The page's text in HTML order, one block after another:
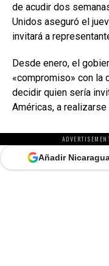
de acudir dos
Unidos aseguró el
invitará a
Desde enero, el
«compromiso» con la
decidir quien sería
Américas, a
Añadir